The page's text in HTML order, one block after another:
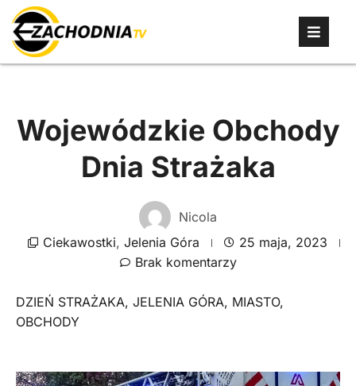
Wojewódzkie Obchody
Dnia Strażaka
Nicola
Ciekawostki, Jelenia Góra
25 maja, 2023
Brak komentarzy
DZIEŃ STRAŻAKA, JELENIA GÓRA, MIASTO,
OBCHODY